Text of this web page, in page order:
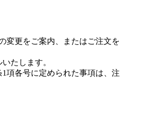
変更をご案内、またはご注文を
たします。
項各号に定められた事項は、注